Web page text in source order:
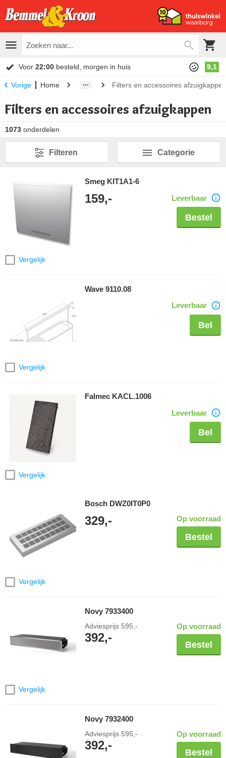
Voor 22:00 besteld, morgen in huis 9,1
Vorige Home Filters en accessoires afzuigkappen
Filters en accessoires afzuigkappen
1073 onderdelen
Categorie
Filteren
Vergelijk
Smeg KIT1A1-6
159,- Leverbaar
Bestel
Vergelijk
Wave 9110.08
Leverbaar
Bel
Vergelijk
Falmec KACL.1006
Leverbaar
Bel
Vergelijk
Bosch DWZ0IT0P0
329,- Op voorraad
Bestel
Vergelijk
Novy 7933400
Adviesprijs 595,-
392,-
Op voorraad
Bestel
Novy 7932400
Adviesprijs 595,-
392,-
Op voorraad
Bestel